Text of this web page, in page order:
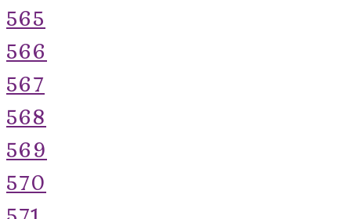
565
566
567
568
569
570